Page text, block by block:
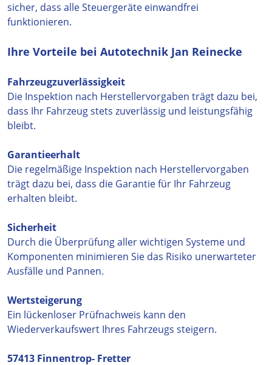
sicher, dass alle Steuergeräte einwandfrei
funktionieren.
Ihre Vorteile bei Autotechnik Jan Reinecke
Fahrzeugzuverlässigkeit
Die Inspektion nach Herstellervorgaben trägt dazu bei,
dass Ihr Fahrzeug stets zuverlässig und leistungsfähig
bleibt.
Garantieerhalt
Die regelmäßige Inspektion nach Herstellervorgaben
trägt dazu bei, dass die Garantie für Ihr Fahrzeug
erhalten bleibt.
Sicherheit
Durch die Überprüfung aller wichtigen Systeme und
Komponenten minimieren Sie das Risiko unerwarteter
Ausfälle und Pannen.
Wertsteigerung
Ein lückenloser Prüfnachweis kann den
Wiederverkaufswert Ihres Fahrzeugs steigern.
57413 Finnentrop- Fretter